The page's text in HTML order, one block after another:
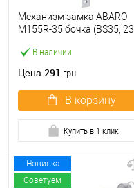
В наличии
Механизм замка ABARO
M155R-35 бочка (BS35, 23
Цена 291 грн.
В корзину
Купить в 1 клик
Новинка
Советуем